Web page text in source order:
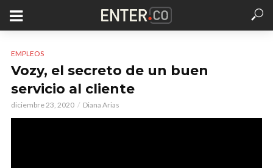
EMPLEOS
Vozy, el secreto de un buen
servicio al cliente
diciembre 23, 2020 Diana Arias